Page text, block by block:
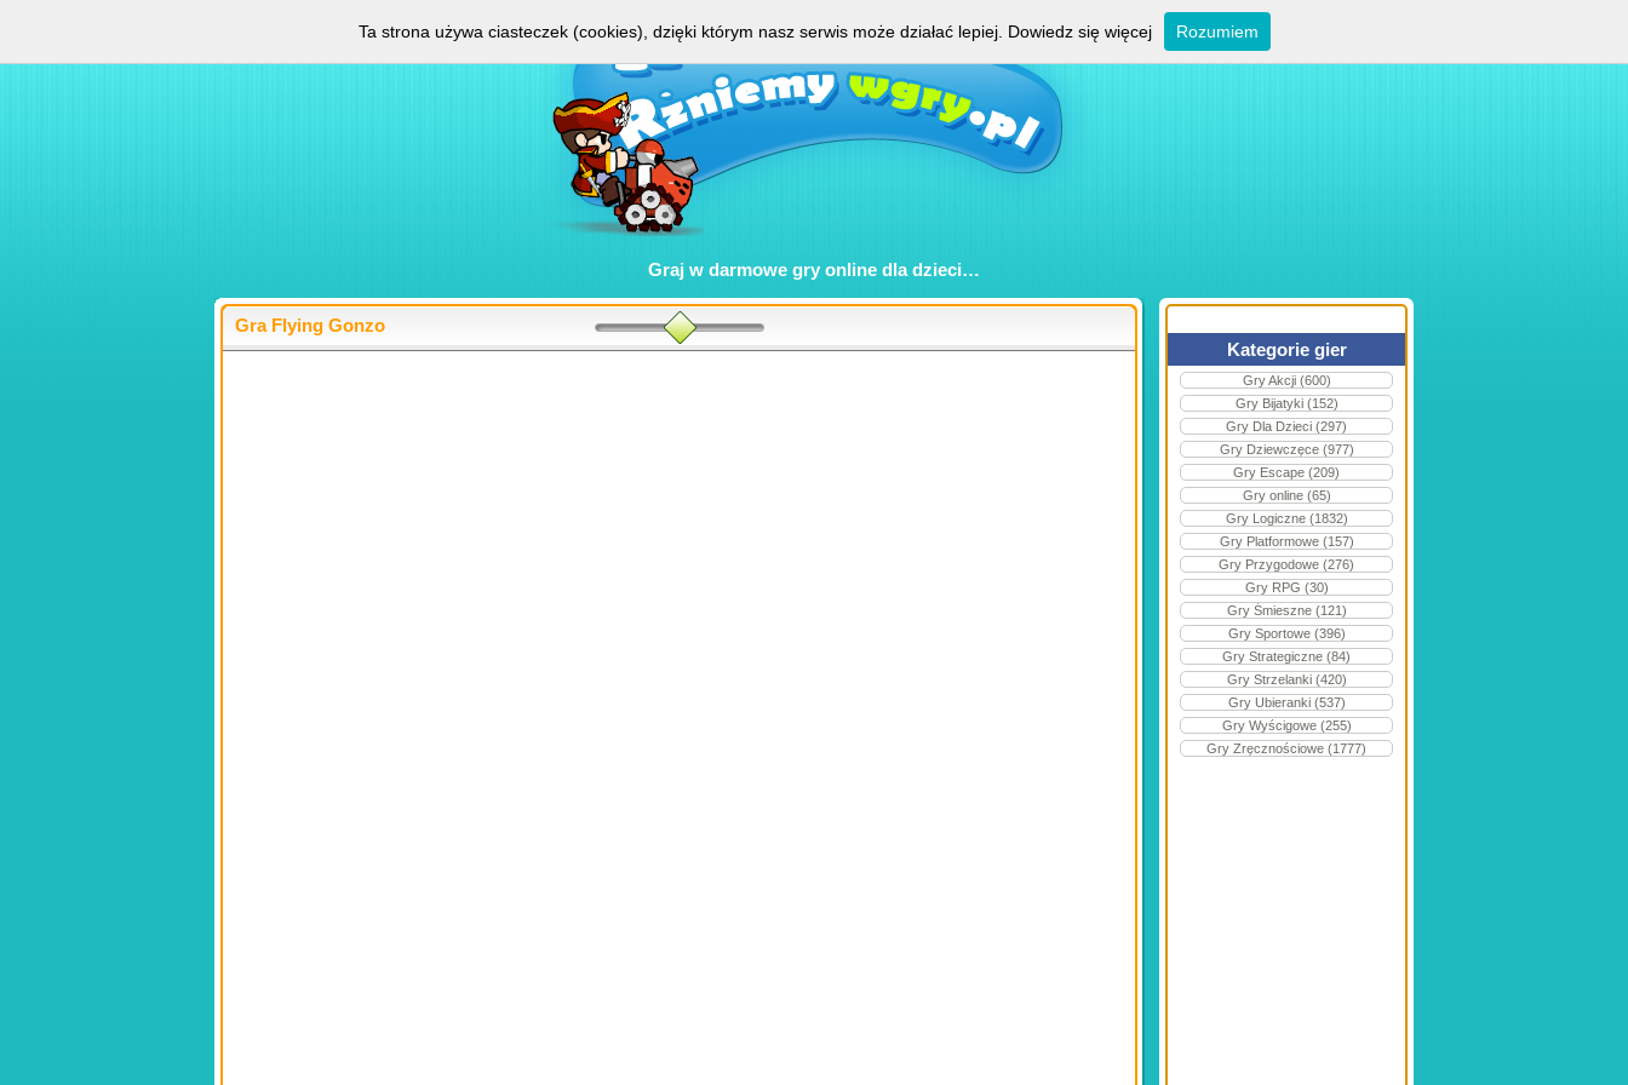
Graj w darmowe gry online dla dzieci…
Gra Flying Gonzo
Kategorie gier
Gry Akcji (600)
Gry Bijatyki (152)
Gry Dla Dzieci (297)
Gry Dziewczęce (977)
Gry Escape (209)
Gry online (65)
Gry Logiczne (1832)
Gry Platformowe (157)
Gry Przygodowe (276)
Gry RPG (30)
Gry Śmieszne (121)
Gry Sportowe (396)
Gry Strategiczne (84)
Gry Strzelanki (420)
Gry Ubieranki (537)
Gry Wyścigowe (255)
Gry Zręcznościowe (1777)
Ta strona używa ciasteczek (cookies), dzięki którym nasz serwis może działać lepiej. Dowiedz się więcej Rozumiem